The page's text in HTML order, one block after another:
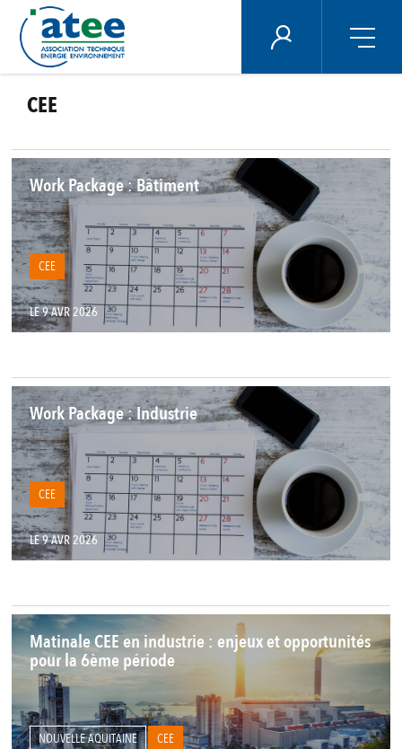
Aller
principal
ÉNERGIE PLUS
CEE
Work Package : Bâtiment
CEE
LE 9 AVR 2026
Work Package : Industrie
CEE
LE 9 AVR 2026
Matinale CEE en industrie : enjeux et opportunités
pour la 6ème période
NOUVELLE AQUITAINE CEE
Panneau de gestion des cookies